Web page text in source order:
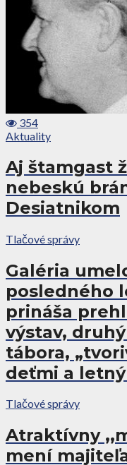
354
Aktuality
Aj štamgast
nebeskú
Desiatnikom
Tlačové správy
Galéria
posledného
prináša
výstav,
tábora,
deťmi a
Tlačové správy
Atraktívny
mení